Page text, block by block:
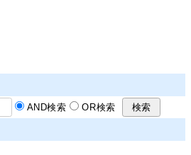
AND検索 OR検索